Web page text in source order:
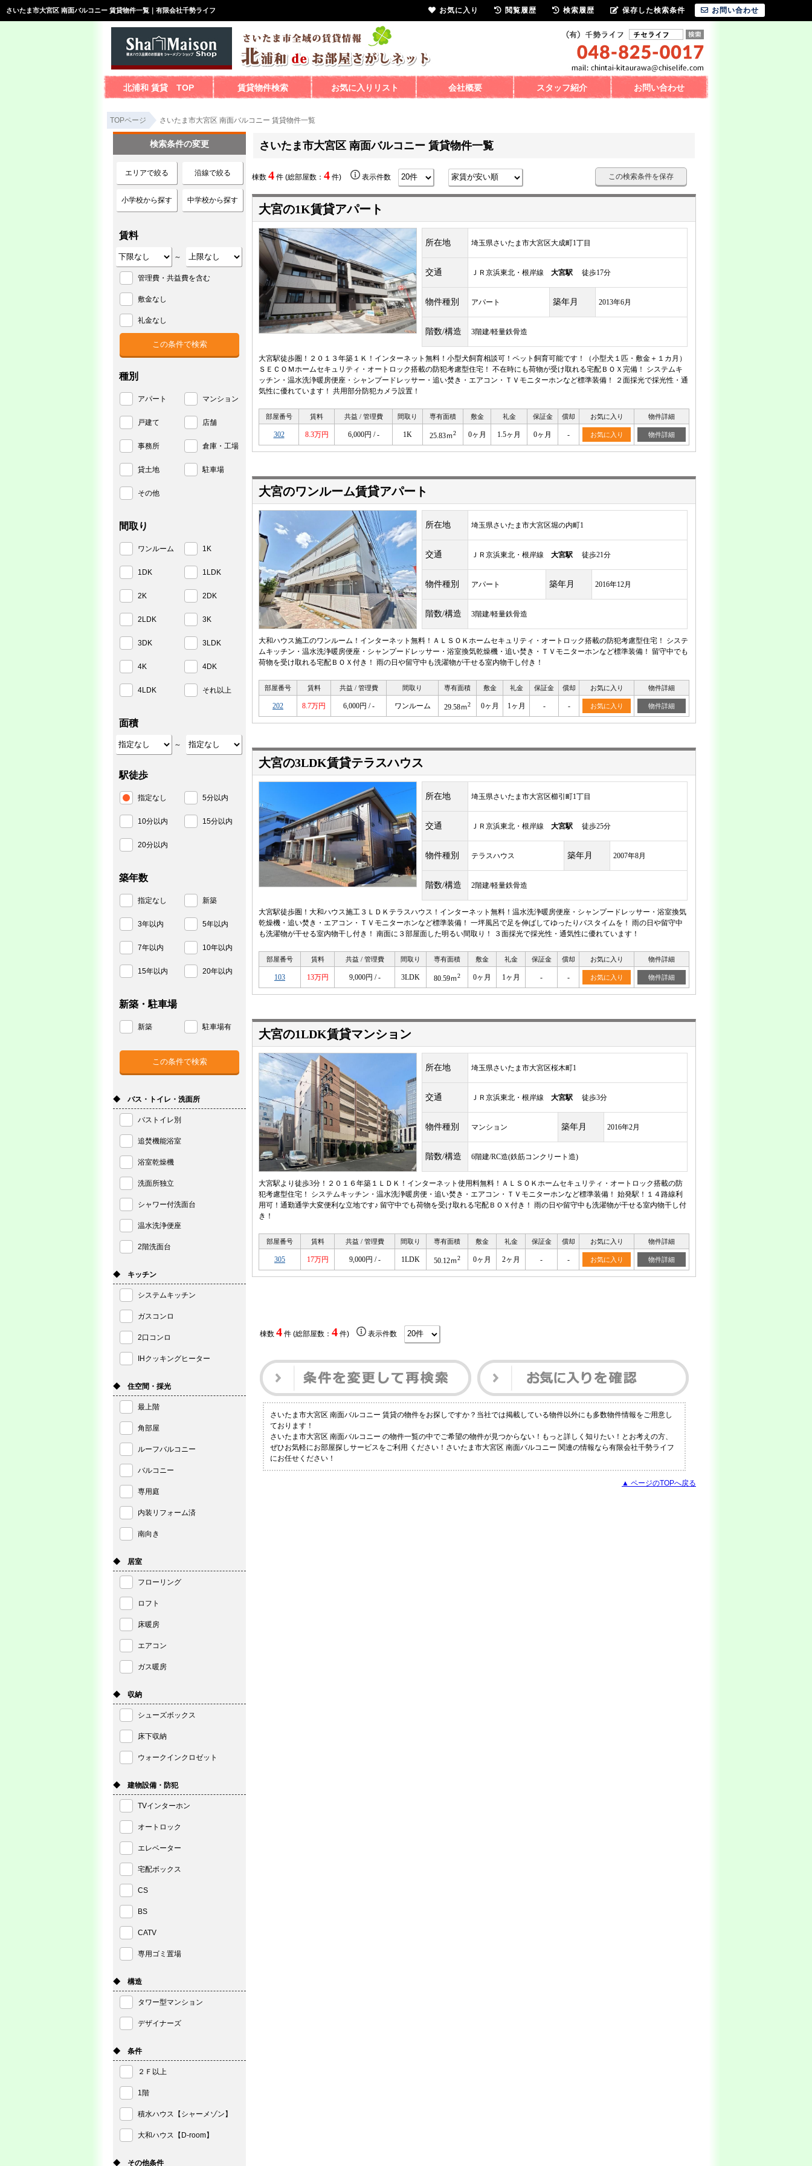
さいたま市大宮区 南面バルコニー 賃貸物件一覧｜有限会社千勢ライフ
北浦和 賃貸 TOP 賃貸物件検索 お気に入りリスト 会社概要 スタッフ紹介 お問い合わせ
TOPページ さいたま市大宮区 南面バルコニー 賃貸物件一覧
さいたま市大宮区 南面バルコニー 賃貸物件一覧
棟数 4 件 (総部屋数： 4 件) 表示件数 この検索条件を保存
大宮の1K賃貸アパート
所在地 埼玉県さいたま市大宮区大成町1丁目
交通 ＪＲ京浜東北・根岸線 大宮駅 徒歩17分
物件種別 アパート 築年月 2013年6月
階数/構造 3階建/軽量鉄骨造
大宮駅徒歩圏！２０１３年築１Ｋ！インターネット無料！小型犬飼育相談可！ペット飼育可能です！（小型犬１匹・敷金＋１カ月）
ＳＥＣＯＭホームセキュリティ・オートロック搭載の防犯考慮型住宅！ 不在時にも荷物が受け取れる宅配ＢＯＸ完備！ システムキ
ッチン・温水洗浄暖房便座・シャンプードレッサー・追い焚き・エアコン・ＴＶモニターホンなど標準装備！ ２面採光で採光性・通
気性に優れています！ 共用部分防犯カメラ設置！
部屋番号 賃料 共益 / 管理費 間取り 専有面積 敷金 礼金 保証金 償却 お気に入り 物件詳細
302 8.3万円 6,000円 / - 1K 25.83ｍ2 0ヶ月 1.5ヶ月 0ヶ月 - お気に入り 物件詳細
大宮のワンルーム賃貸アパート
所在地 埼玉県さいたま市大宮区堀の内町1
交通 ＪＲ京浜東北・根岸線 大宮駅 徒歩21分
物件種別 アパート 築年月 2016年12月
階数/構造 3階建/軽量鉄骨造
大和ハウス施工のワンルーム！インターネット無料！ＡＬＳＯＫホームセキュリティ・オートロック搭載の防犯考慮型住宅！ システ
ムキッチン・温水洗浄暖房便座・シャンプードレッサー・浴室換気乾燥機・追い焚き・ＴＶモニターホンなど標準装備！ 留守中でも
荷物を受け取れる宅配ＢＯＸ付き！ 雨の日や留守中も洗濯物が干せる室内物干し付き！
部屋番号 賃料 共益 / 管理費 間取り 専有面積 敷金 礼金 保証金 償却 お気に入り 物件詳細
202 8.7万円 6,000円 / - ワンルーム 29.58ｍ2 0ヶ月 1ヶ月 - - お気に入り 物件詳細
大宮の3LDK賃貸テラスハウス
所在地 埼玉県さいたま市大宮区櫛引町1丁目
交通 ＪＲ京浜東北・根岸線 大宮駅 徒歩25分
物件種別 テラスハウス 築年月 2007年8月
階数/構造 2階建/軽量鉄骨造
大宮駅徒歩圏！大和ハウス施工３ＬＤＫテラスハウス！インターネット無料！温水洗浄暖房便座・シャンプードレッサー・浴室換気
乾燥機・追い焚き・エアコン・ＴＶモニターホンなど標準装備！ 一坪風呂で足を伸ばしてゆったりバスタイムを！ 雨の日や留守中
も洗濯物が干せる室内物干し付き！ 南面に３部屋面した明るい間取り！ ３面採光で採光性・通気性に優れています！
部屋番号 賃料 共益 / 管理費 間取り 専有面積 敷金 礼金 保証金 償却 お気に入り 物件詳細
103 13万円 9,000円 / - 3LDK 80.59ｍ2 0ヶ月 1ヶ月 - - お気に入り 物件詳細
大宮の1LDK賃貸マンション
所在地 埼玉県さいたま市大宮区桜木町1
交通 ＪＲ京浜東北・根岸線 大宮駅 徒歩3分
物件種別 マンション 築年月 2016年2月
階数/構造 6階建/RC造(鉄筋コンクリート造)
大宮駅より徒歩3分！２０１６年築１ＬＤＫ！インターネット使用料無料！ＡＬＳＯＫホームセキュリティ・オートロック搭載の防
犯考慮型住宅！ システムキッチン・温水洗浄暖房便・追い焚き・エアコン・ＴＶモニターホンなど標準装備！ 始発駅！１４路線利
用可！通勤通学大変便利な立地です♪ 留守中でも荷物を受け取れる宅配ＢＯＸ付き！ 雨の日や留守中も洗濯物が干せる室内物干し付
き！
部屋番号 賃料 共益 / 管理費 間取り 専有面積 敷金 礼金 保証金 償却 お気に入り 物件詳細
305 17万円 9,000円 / - 1LDK 50.12ｍ2 0ヶ月 2ヶ月 - - お気に入り 物件詳細
棟数 4件 (総部屋数： 4件) 表示件数
さいたま市大宮区 南面バルコニー 賃貸の物件をお探しですか？当社では掲載している物件以外にも多数物件情報をご用意し
ております！
さいたま市大宮区 南面バルコニー の物件一覧の中でご希望の物件が見つからない！もっと詳しく知りたい！とお考えの方、
ぜひお気軽にお部屋探しサービスをご利用 ください！さいたま市大宮区 南面バルコニー 関連の情報なら有限会社千勢ライフ
にお任せください！
▲ ページのTOPへ戻る
検索条件の変更
エリアで絞る 沿線で絞る
小学校から探す 中学校から探す
賃料
～
管理費・共益費を含む
敷金なし
礼金なし
種別
アパート マンション
戸建て 店舗
事務所 倉庫・工場
貸土地 駐車場
その他
間取り
ワンルーム 1K
1DK 1LDK
2K 2DK
2LDK 3K
3DK 3LDK
4K 4DK
4LDK それ以上
面積
～
駅徒歩
指定なし 5分以内
10分以内 15分以内
20分以内
築年数
指定なし 新築
3年以内 5年以内
7年以内 10年以内
15年以内 20年以内
新築・駐車場
新築 駐車場有
◆ バス・トイレ・洗面所
バストイレ別
追焚機能浴室
浴室乾燥機
洗面所独立
シャワー付洗面台
温水洗浄便座
2階洗面台
◆ キッチン
システムキッチン
ガスコンロ
2口コンロ
IHクッキングヒーター
◆ 住空間・採光
最上階
角部屋
ルーフバルコニー
バルコニー
専用庭
内装リフォーム済
南向き
◆ 居室
フローリング
ロフト
床暖房
エアコン
ガス暖房
◆ 収納
シューズボックス
床下収納
ウォークインクロゼット
◆ 建物設備・防犯
TVインターホン
オートロック
エレベーター
宅配ボックス
CS
BS
CATV
専用ゴミ置場
◆ 構造
タワー型マンション
デザイナーズ
◆ 条件
２Ｆ以上
1階
積水ハウス【シャーメゾン】
大和ハウス【D-room】
◆ その他条件
お気に入り 閲覧履歴 検索履歴 保存した検索条件 お問い合わせ